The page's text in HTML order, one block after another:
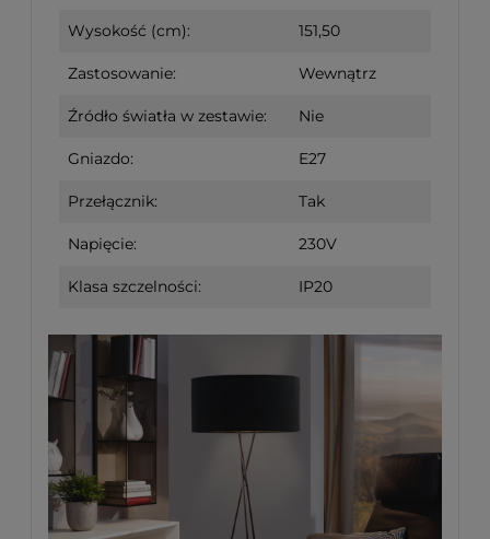
Wysokość (cm): 151,50
Zastosowanie: Wewnątrz
Źródło światła w zestawie: Nie
Gniazdo: E27
Przełącznik: Tak
Napięcie: 230V
Klasa szczelności: IP20